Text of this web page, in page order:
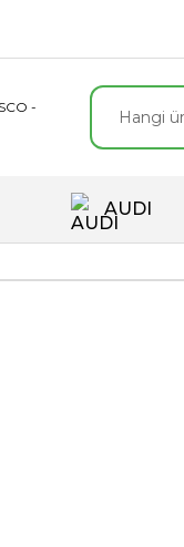
AUDI